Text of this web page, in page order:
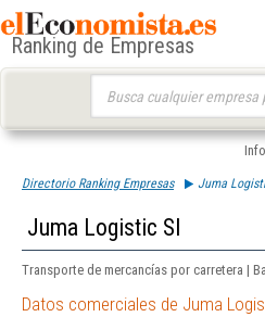
Ranking de Empresas
Directorio Ranking Empresas Juma
Juma Logistic Sl
Transporte de mercancías por carretera |
Datos comerciales de Juma